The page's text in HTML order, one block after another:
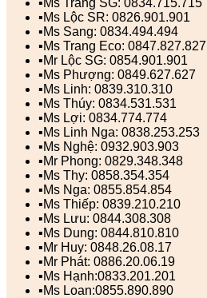
▪️Ms Trang SG: 0834.715.715
▪️Ms Lộc SR: 0826.901.901
▪️Ms Sang: 0834.494.494
▪️Ms Trang Eco: 0847.827.827
▪️Mr Lộc SG: 0854.901.901
▪️Ms Phượng: 0849.627.627
▪️Ms Linh: 0839.310.310
▪️Ms Thúy: 0834.531.531
▪️Ms Lợi: 0834.774.774
▪️Ms Linh Nga: 0838.253.253
▪️Ms Nghệ: 0932.903.903
▪️Mr Phong: 0829.348.348
▪️Ms Thy: 0858.354.354
▪️Ms Nga: 0855.854.854
▪️Ms Thiếp: 0839.210.210
▪️Ms Lưu: 0844.308.308
▪️Ms Dung: 0844.810.810
▪️Mr Huy: 0848.26.08.17
▪️Mr Phát: 0886.20.06.19
▪️Ms Hạnh:0833.201.201
▪️Ms Loan:0855.890.890